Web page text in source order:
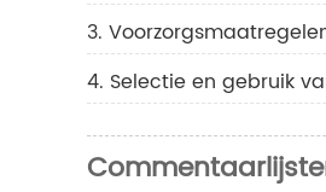
3.
4. Selectie en gebruik